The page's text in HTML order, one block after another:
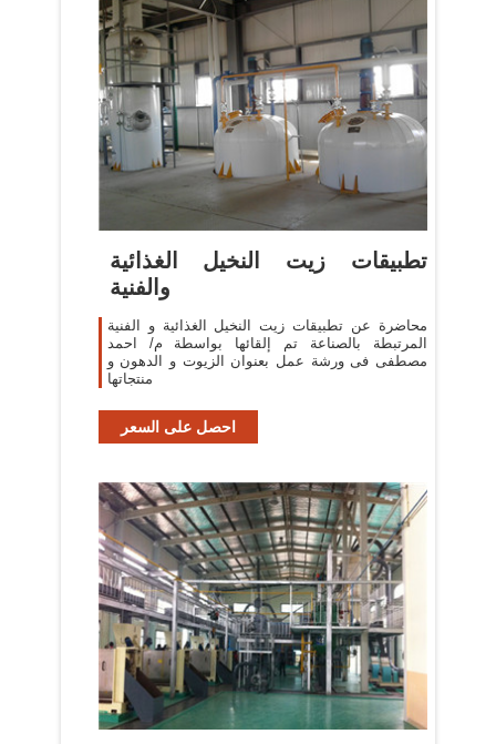
تطبيقات زيت النخيل الغذائية
والفنية
محاضرة عن تطبيقات زيت النخيل الغذائية و الفنية
المرتبطة بالصناعة تم إلقائها بواسطة م/ احمد
مصطفى فى ورشة عمل بعنوان الزيوت و الدهون و
منتجاتها
احصل على السعر